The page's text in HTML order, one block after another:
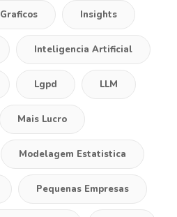
Graficos Insights
Inteligencia Artificial
Lgpd LLM
Mais Lucro
Modelagem Estatistica
Pequenas Empresas